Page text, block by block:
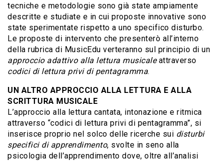
tecniche e metodologie sono già state ampiamente
descritte e studiate e in cui proposte innovative sono
state sperimentate rispetto a uno specifico disturbo.
Le proposte di intervento che presenterò all’interno
della rubrica di MusicEdu verteranno sul principio di un
approccio adattivo alla lettura musicaleattraverso
codici di lettura privi di pentagramma.
UN ALTRO APPROCCIO ALLA LETTURA E ALLA
SCRITTURA MUSICALE
L’approccio alla lettura cantata, intonazione e ritmica
attraverso “codici di lettura privi di pentagramma”, si
inserisce proprio nel solco delle ricerche sui disturbi
specifici di apprendimento, svolte in seno alla
psicologia dell’apprendimento dove, oltre all’analisi